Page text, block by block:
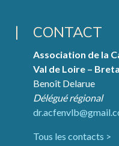
CONTACT
Association de la
Val de Loire –
Benoît Delarue
Délégué régional
Tous les contacts >